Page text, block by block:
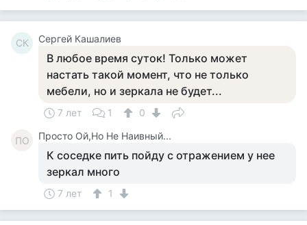
СК Сергей Кашалиев
В любое время суток! Только может
настать такой момент, что не только
мебели, но и зеркала не будет...
7 лет 1 0
ПО Просто Ой,Но Не Наивный...
К соседке пить пойду с отражением у нее
зеркал много
7 лет 1